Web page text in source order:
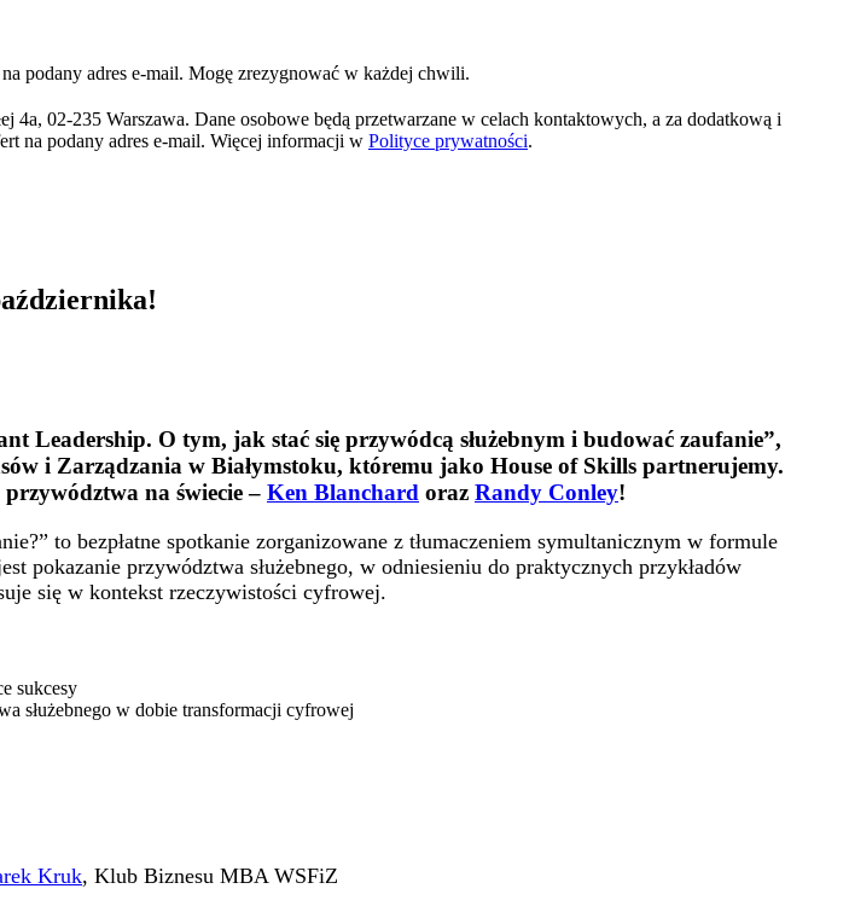
podany adres e-mail. Mogę zrezygnować w każdej chwili.
02-235 Warszawa. Dane osobowe będą przetwarzane w celach kontaktowych, a za dodatkową i
na podany adres e-mail. Więcej informacji w Polityce prywatności.
Leadership. O tym, jak stać się przywódcą służebnym i budować zaufanie”,
i Zarządzania w Białymstoku, któremu jako House of Skills partnerujemy.
na świecie – Ken Blanchard oraz Randy Conley!
to bezpłatne spotkanie zorganizowane z tłumaczeniem symultanicznym w formule
pokazanie przywództwa służebnego, w odniesieniu do praktycznych przykładów
się w kontekst rzeczywistości cyfrowej.
sukcesy
służebnego w dobie transformacji cyfrowej
Kruk, Klub Biznesu MBA WSFiZ